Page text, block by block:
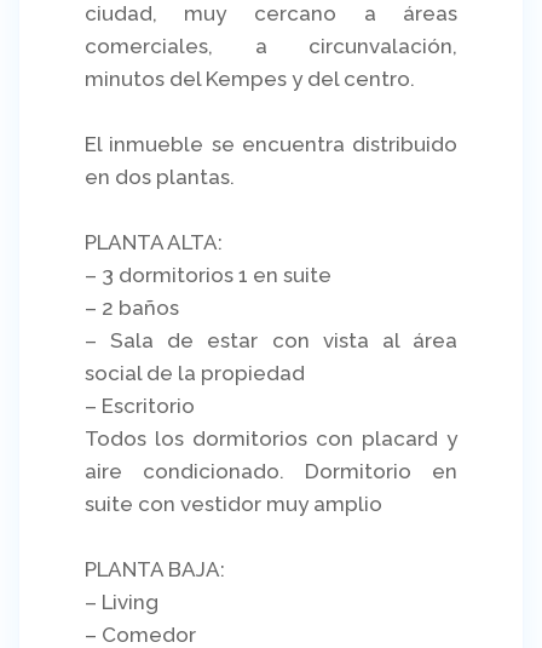
ciudad, muy cercano a áreas
comerciales, a circunvalación,
minutos del Kempes y del centro.
El inmueble se encuentra distribuido
en dos plantas.
PLANTA ALTA:
– 3 dormitorios 1 en suite
– 2 baños
– Sala de estar con vista al área
social de la propiedad
– Escritorio
Todos los dormitorios con placard y
aire condicionado. Dormitorio en
suite con vestidor muy amplio
PLANTA BAJA:
– Living
– Comedor